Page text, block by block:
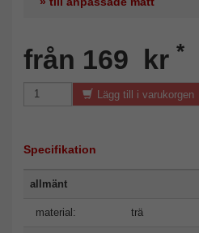
från 169 kr *
Lägg till i varukorgen
Specifikation
allmänt
material: trä